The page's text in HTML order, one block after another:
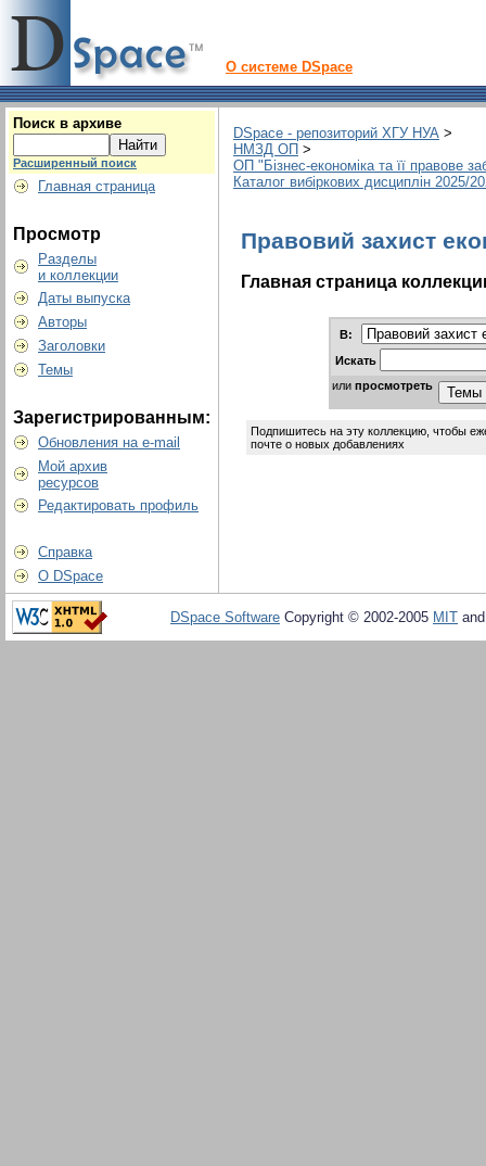
О системе DSpace
Поиск в архиве
Расширенный поиск
Главная страница
Просмотр
Разделы
и коллекции
Даты выпуска
Авторы
Заголовки
Темы
Зарегистрированным:
Обновления на e-mail
Мой архив
ресурсов
Редактировать профиль
Справка
О DSpace
DSpace - репозиторий ХГУ НУА >
НМЗД ОП >
ОП "Бізнес-економіка та її правове
Каталог вибіркових дисциплін 2025/
Правовий захист
Главная страница
В:
Искать
или просмотреть
Подпишитесь на эту коллекцию, чтобы
почте о новых добавлениях
DSpace Software Copyright © 2002-2005 MIT